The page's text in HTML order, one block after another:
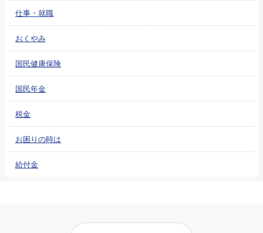
仕事・就職
おくやみ
国民健康保険
国民年金
税金
お困りの時は
給付金